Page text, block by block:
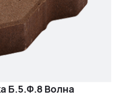
Б.5.Ф.8 Волна